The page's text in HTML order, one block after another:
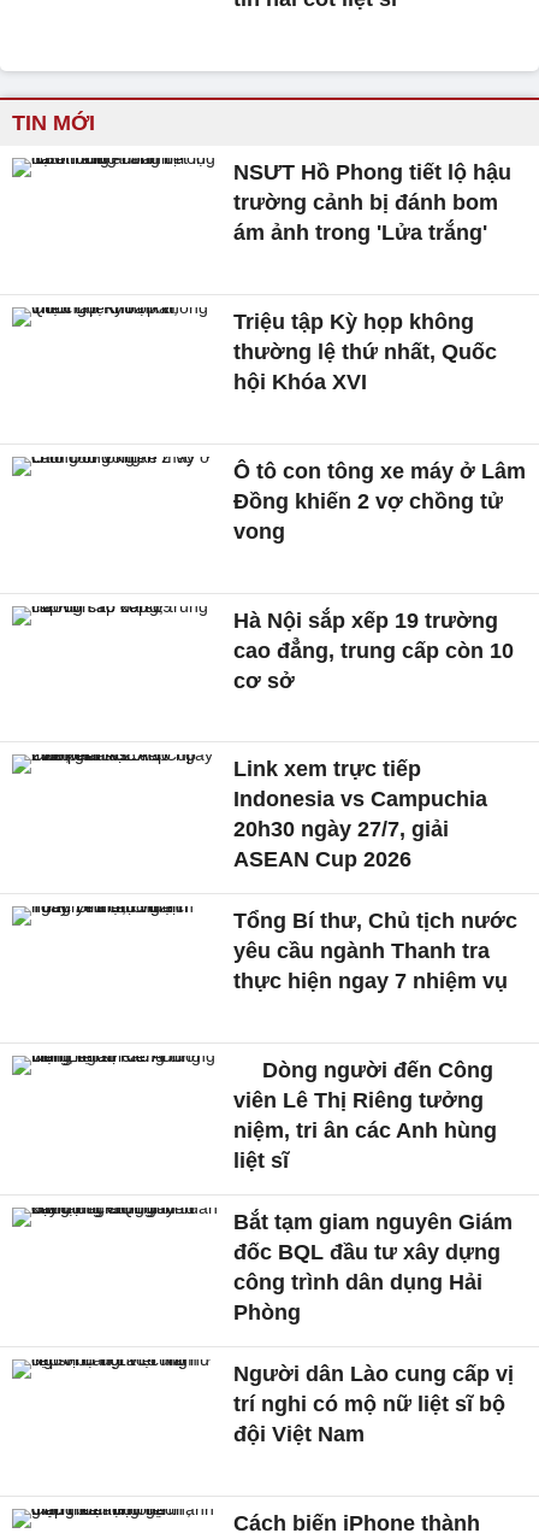
TIN MỚI
NSƯT Hồ Phong tiết lộ hậu
trường cảnh bị đánh bom
ám ảnh trong 'Lửa trắng'
Triệu tập Kỳ họp không
thường lệ thứ nhất, Quốc
hội Khóa XVI
Ô tô con tông xe máy ở Lâm
Đồng khiến 2 vợ chồng tử
vong
Hà Nội sắp xếp 19 trường
cao đẳng, trung cấp còn 10
cơ sở
Link xem trực tiếp
Indonesia vs Campuchia
20h30 ngày 27/7, giải
ASEAN Cup 2026
Tổng Bí thư, Chủ tịch nước
yêu cầu ngành Thanh tra
thực hiện ngay 7 nhiệm vụ
Dòng người đến Công
viên Lê Thị Riêng tưởng
niệm, tri ân các Anh hùng
liệt sĩ
Bắt tạm giam nguyên Giám
đốc BQL đầu tư xây dựng
công trình dân dụng Hải
Phòng
Người dân Lào cung cấp vị
trí nghi có mộ nữ liệt sĩ bộ
đội Việt Nam
Cách biến iPhone thành